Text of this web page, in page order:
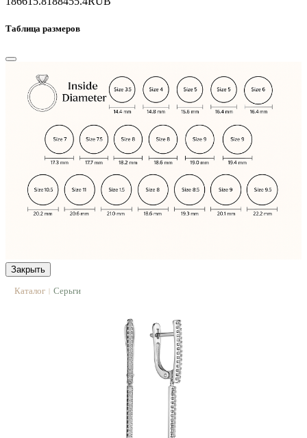
Таблица размеров
Закрыть
Каталог | Серьги